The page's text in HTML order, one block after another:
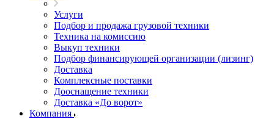
Услуги
Подбор и продажа грузовой техники
Техника на комиссию
Выкуп техники
Подбор финансирующей организации (лизинг)
Доставка
Комплексные поставки
Дооснащение техники
Доставка «До ворот»
Компания